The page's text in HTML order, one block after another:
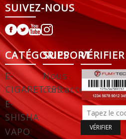
SUIVEZ-NOUS
CATÉGORIES
E-
CIGARETTES
E-
SHISHA
VAPO
SUPPORT
Nous
contacter